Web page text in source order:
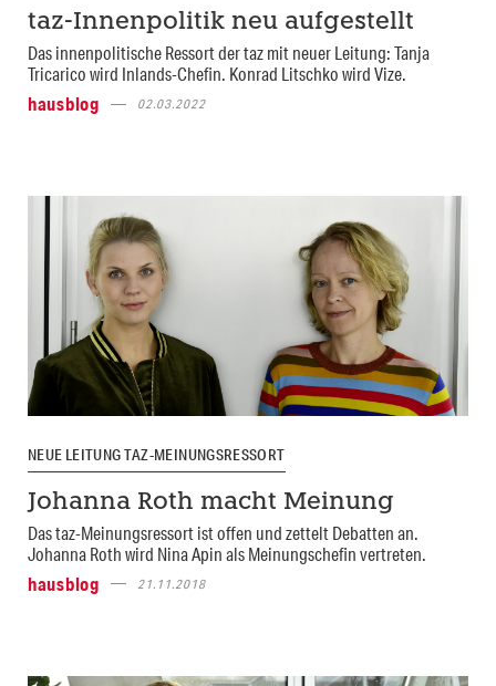
taz-Innenpolitik neu aufgestellt
Das innenpolitische Ressort der taz mit neuer Leitung: Tanja
Tricarico wird Inlands-Chefin. Konrad Litschko wird Vize.
hausblog
02.03.2022
NEUE LEITUNG TAZ-MEINUNGSRESSORT
Johanna Roth macht Meinung
Das taz-Meinungsressort ist offen und zettelt Debatten an.
Johanna Roth wird Nina Apin als Meinungschefin vertreten.
hausblog
21.11.2018